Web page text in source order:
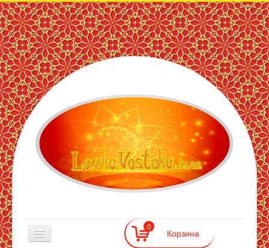
ЛавкаВостока
— інтернет
магазин
східних
товарів
0